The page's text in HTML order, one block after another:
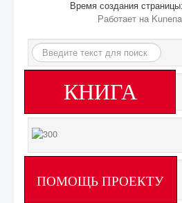
Время создания
Работает на
Искать...
КНИГА
ПОМОЩЬ ПРОЕКТУ